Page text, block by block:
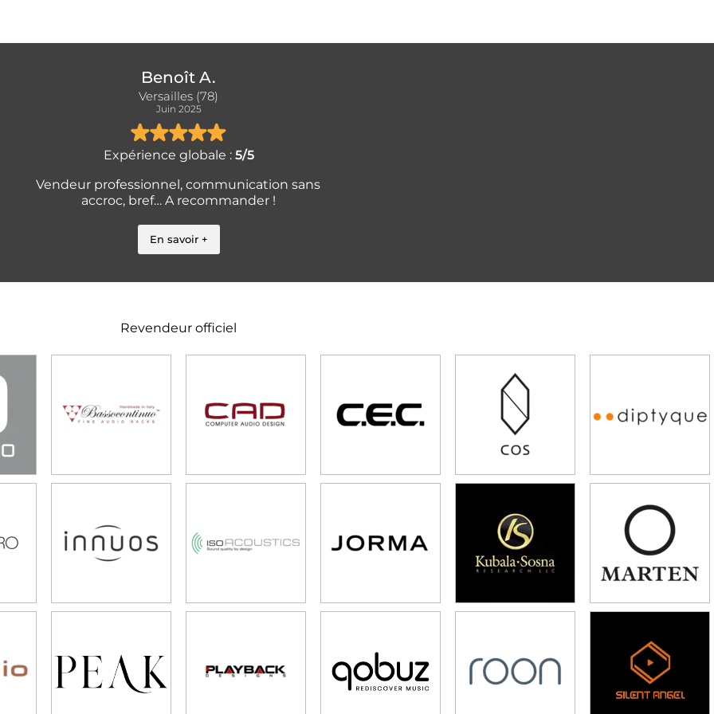
Benoît A.
Versailles (78)
Juin 2025
Expérience globale : 5/5
Vendeur professionnel, communication sans
accroc, bref… A recommander !
En savoir +
Revendeur officiel